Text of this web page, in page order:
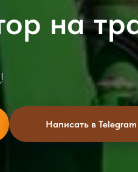
на
Написать в Telegram